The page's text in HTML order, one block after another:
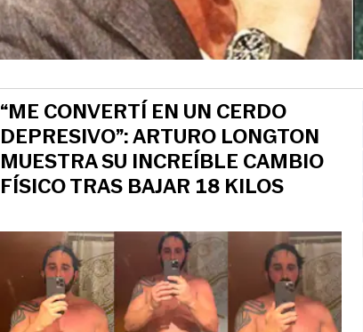
“ME CONVERTÍ EN UN CERDO
DEPRESIVO”: ARTURO LONGTON
MUESTRA SU INCREÍBLE CAMBIO
FÍSICO TRAS BAJAR 18 KILOS